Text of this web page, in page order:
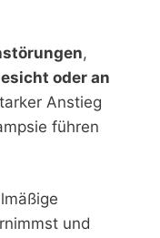
,
oder an
Anstieg
führen
und